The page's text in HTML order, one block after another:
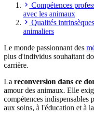
Compétences
avec les animaux
Qualités
animaliers
Le monde passionnant des
plus d'individus souhaitant
carrière.
La reconversion dans ce
amour des animaux. Elle
compétences indispensables
aux soins, à l'éducation et à